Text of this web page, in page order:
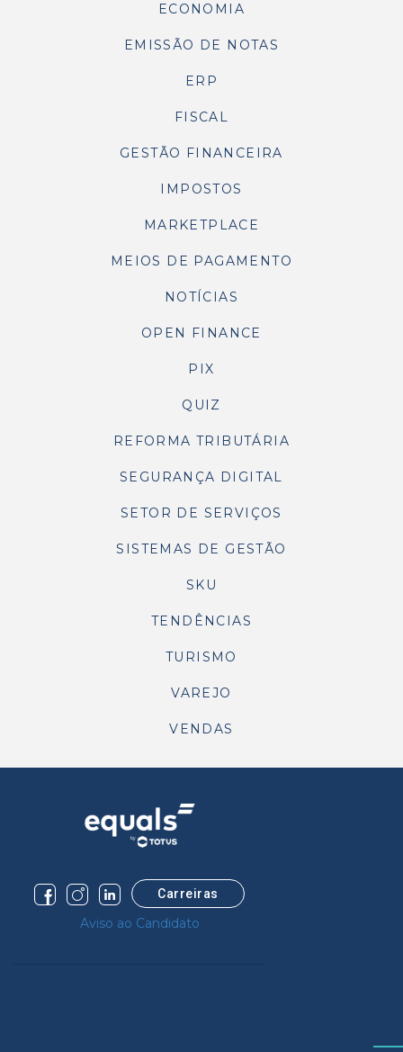
ECONOMIA
EMISSÃO DE NOTAS
ERP
FISCAL
GESTÃO FINANCEIRA
IMPOSTOS
MARKETPLACE
MEIOS DE PAGAMENTO
NOTÍCIAS
OPEN FINANCE
PIX
QUIZ
REFORMA TRIBUTÁRIA
SEGURANÇA DIGITAL
SETOR DE SERVIÇOS
SISTEMAS DE GESTÃO
SKU
TENDÊNCIAS
TURISMO
VAREJO
VENDAS
Carreiras
Aviso ao Candidato